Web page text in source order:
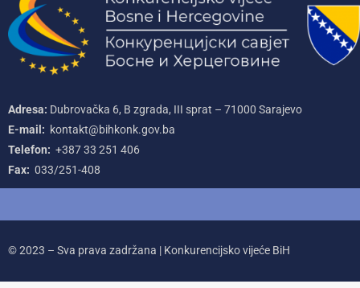
Adresa: Dubrovačka 6, B zgrada, III sprat – 71000‌ Sarajevo
E-mail: kontakt@bihkonk.gov.ba
Telefon: +387‌ 33‌ 251‌ 406
Fax: 033/251-408
© 2023 – Sva prava zadržana | Konkurencijsko vijeće BiH